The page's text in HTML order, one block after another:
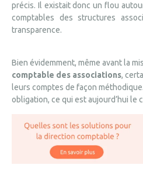
précis. Il existait donc un flou
comptables des structures
transparence.
Bien évidemment, même avant la
comptable des associations,
leurs comptes de façon
obligation, ce qui est aujourd’hui le